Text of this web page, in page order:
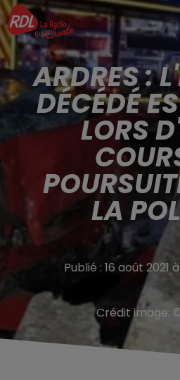
ARDRES :
DÉCÉDÉ
LORS
LA
Publié : 16 août 2021
Crédit image: